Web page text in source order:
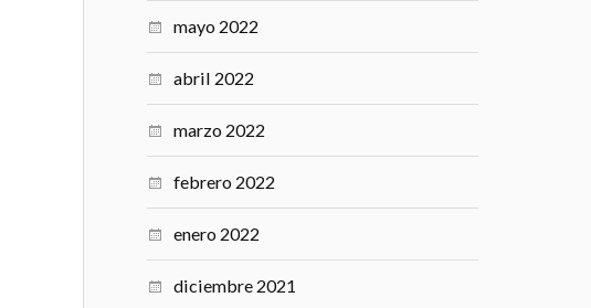
mayo 2022
abril 2022
marzo 2022
febrero 2022
enero 2022
diciembre 2021